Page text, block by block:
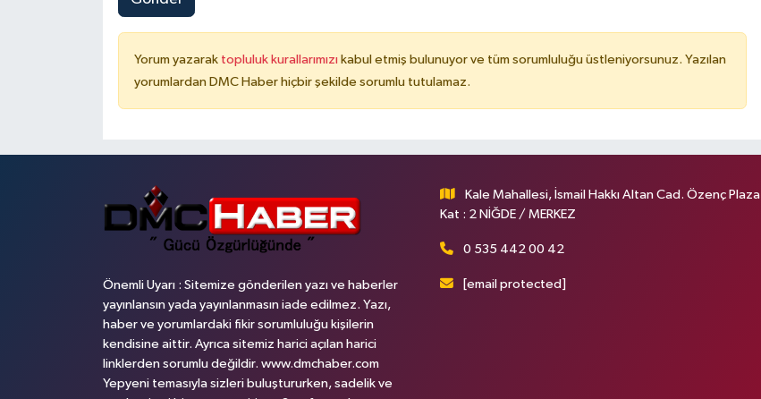
Yorum yazarak topluluk kurallarımızı kabul etmiş bulunuyor ve tüm sorumluluğu üstleniyorsunuz. Yazılan
yorumlardan DMC Haber hiçbir şekilde sorumlu tutulamaz.
Önemli Uyarı : Sitemize gönderilen yazı ve haberler
yayınlansın yada yayınlanmasın iade edilmez. Yazı,
haber ve yorumlardaki fikir sorumluluğu kişilerin
kendisine aittir. Ayrıca sitemiz harici açılan harici
linklerden sorumlu değildir. www.dmchaber.com
Yepyeni temasıyla sizleri buluştururken, sadelik ve
Kale Mahallesi, İsmail Hakkı Altan Cad. Özenç Plaza
Kat : 2 NİĞDE / MERKEZ
0 535 442 00 42
[email protected]